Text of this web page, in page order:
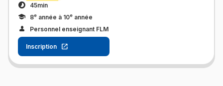
45min
8e année à 10e année
Personnel enseignant FLM
Inscription